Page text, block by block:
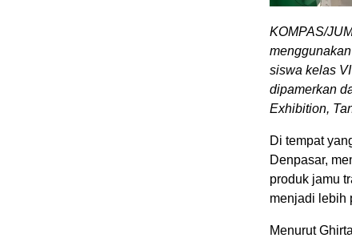
KOMPAS/
siswa kelas
dipamerkan
Exhibition,
Di tempat
Denpasar,
produk jamu
menjadi lebih
Menurut